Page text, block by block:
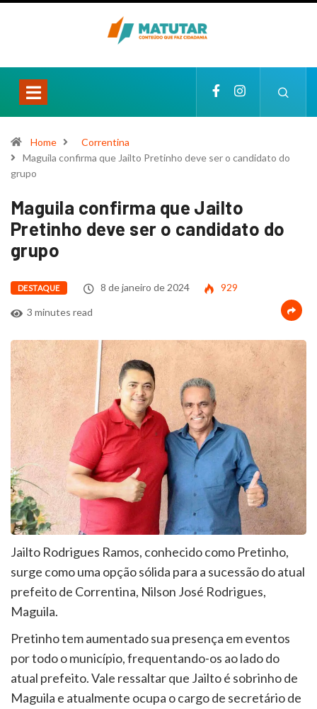
Home
Correntina
Maguila confirma que Jailto Pretinho deve ser o candidato do
grupo
Maguila confirma que Jailto
Pretinho deve ser o candidato do
grupo
DESTAQUE 8 de janeiro de 2024 929
3 minutes read
Jailto Rodrigues Ramos, conhecido como Pretinho,
surge como uma opção sólida para a sucessão do atual
prefeito de Correntina, Nilson José Rodrigues,
Maguila.
Pretinho tem aumentado sua presença em eventos
por todo o município, frequentando-os ao lado do
atual prefeito. Vale ressaltar que Jailto é sobrinho de
Maguila e atualmente ocupa o cargo de secretário de